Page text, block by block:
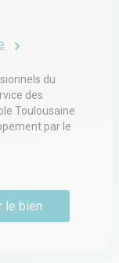
du
des
Toulousaine
par le
le bien